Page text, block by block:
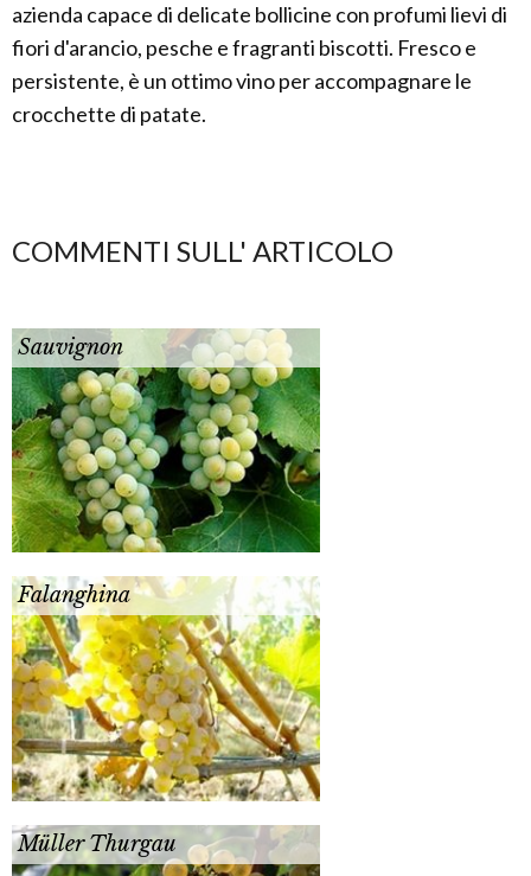
azienda capace di delicate bollicine con profumi lievi di
fiori d'arancio, pesche e fragranti biscotti. Fresco e
persistente, è un ottimo vino per accompagnare le
crocchette di patate.
COMMENTI SULL' ARTICOLO
Sauvignon
Falanghina
Müller Thurgau